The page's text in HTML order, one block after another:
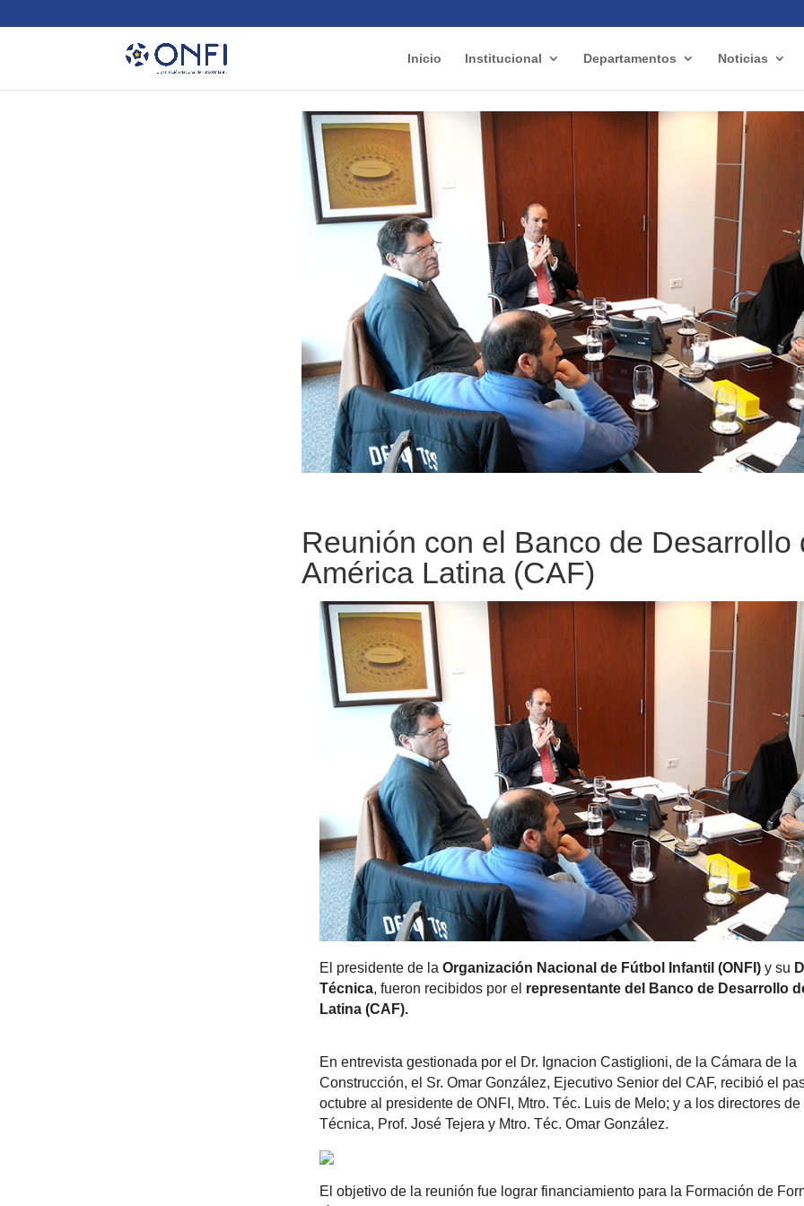
Inicio Institucional Departamentos Noticias
Reunión con el Banco de Desarrollo
América Latina (CAF)
El presidente de la Organización Nacional de Fútbol Infantil (ONFI) y su
Técnica, fueron recibidos por el representante del Banco de Desarrollo
Latina (CAF).
En entrevista gestionada por el Dr. Ignacion Castiglioni, de la Cámara de la
Construcción, el Sr. Omar González, Ejecutivo Senior del CAF, recibió el
octubre al presidente de ONFI, Mtro. Téc. Luis de Melo; y a los directores
Técnica, Prof. José Tejera y Mtro. Téc. Omar González.
El objetivo de la reunión fue lograr financiamiento para la Formación de